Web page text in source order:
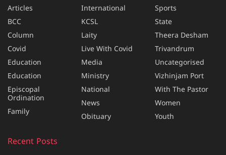
Articles
BCC
Column
Covid
Education
Education
Episcopal
Ordination
Family
International
KCSL
Laity
Live With Covid
Media
Ministry
National
News
Obituary
Sports
State
Theera Desham
Trivandrum
Uncategorised
Vizhinjam Port
With The Pastor
Women
Youth
Recent Posts